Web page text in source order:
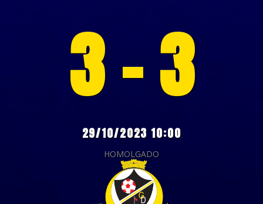
3 - 3
29/10/2023 10:00
HOMOLGADO